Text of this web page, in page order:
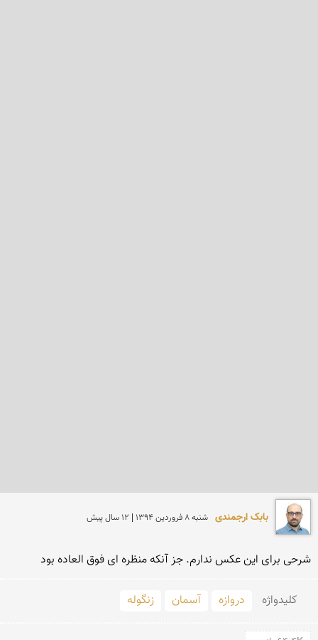
بابک ارجمندی شنبه 8 فروردين 1394 | 12 سال پیش
شرحی برای این عکس ندارم. جز آنکه منظره ای فوق العاده بود
کلید‌واژه دروازه آسمان زنگوله